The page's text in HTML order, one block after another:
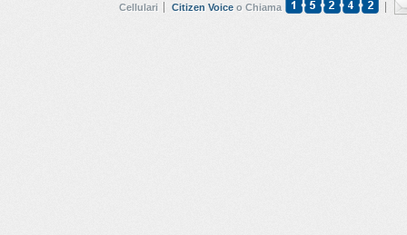
Cellulari
Citizen Voice o Chiama